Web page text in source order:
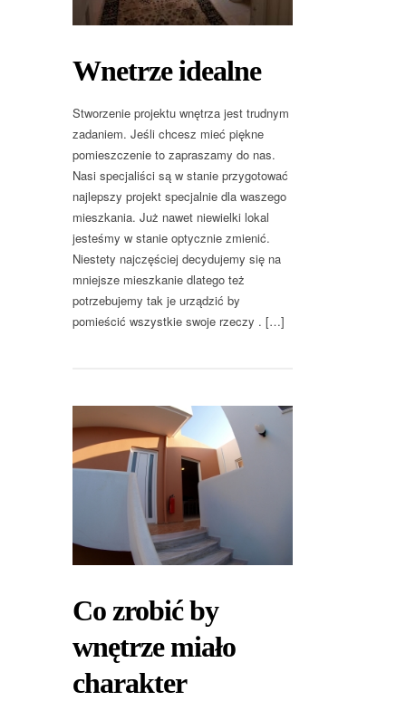
Wnetrze idealne
Stworzenie projektu wnętrza jest trudnym
zadaniem. Jeśli chcesz mieć piękne
pomieszczenie to zapraszamy do nas.
Nasi specjaliści są w stanie przygotować
najlepszy projekt specjalnie dla waszego
mieszkania. Już nawet niewielki lokal
jesteśmy w stanie optycznie zmienić.
Niestety najczęściej decydujemy się na
mniejsze mieszkanie dlatego też
potrzebujemy tak je urządzić by
pomieścić wszystkie swoje rzeczy . […]
Co zrobić by
wnętrze miało
charakter